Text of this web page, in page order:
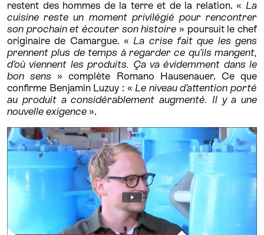
restent des hommes de la terre et de la relation. « La
cuisine reste un moment privilégié pour rencontrer
son prochain et écouter son histoire » poursuit le chef
originaire de Camargue. « La crise fait que les gens
prennent plus de temps à regarder ce qu’ils mangent,
d’où viennent les produits. Ça va évidemment dans le
bon sens » complète Romano Hausenauer. Ce que
confirme Benjamin Luzuy : « Le niveau d’attention porté
au produit a considérablement augmenté. Il y a une
nouvelle exigence ».